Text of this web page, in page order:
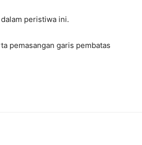
peristiwa ini.
pemasangan garis pembatas